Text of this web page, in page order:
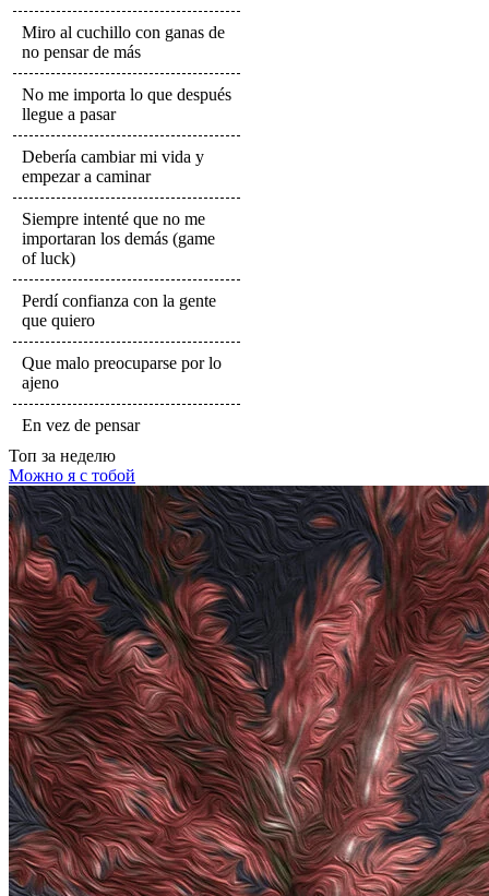
Miro al cuchillo con ganas de
no pensar de más
No me importa lo que después
llegue a pasar
Debería cambiar mi vida y
empezar a caminar
Siempre intenté que no me
importaran los demás (game
of luck)
Perdí confianza con la gente
que quiero
Que malo preocuparse por lo
ajeno
En vez de pensar
Топ за неделю
Можно я с тобой